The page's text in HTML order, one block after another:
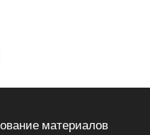
материалов